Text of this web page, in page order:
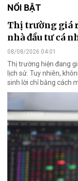
NỔI BẬT
Thị trường giá
nhà đầu tư cá
08/08/2026 04:01
Thị trường hiện đang
lịch sử. Tuy nhiên,
sinh lời chỉ bằng cách